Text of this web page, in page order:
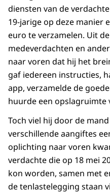
diensten van de
19-jarige op deze manier
euro te verzamelen. Uit
medeverdachten en
naar voren dat hij het
gaf iedereen instructies,
app, verzamelde de
huurde een opslagruimte
Toch viel hij door de
verschillende aangiftes
oplichting naar voren
verdachte die op 18 mei
kon worden, samen met
de tenlastelegging staan